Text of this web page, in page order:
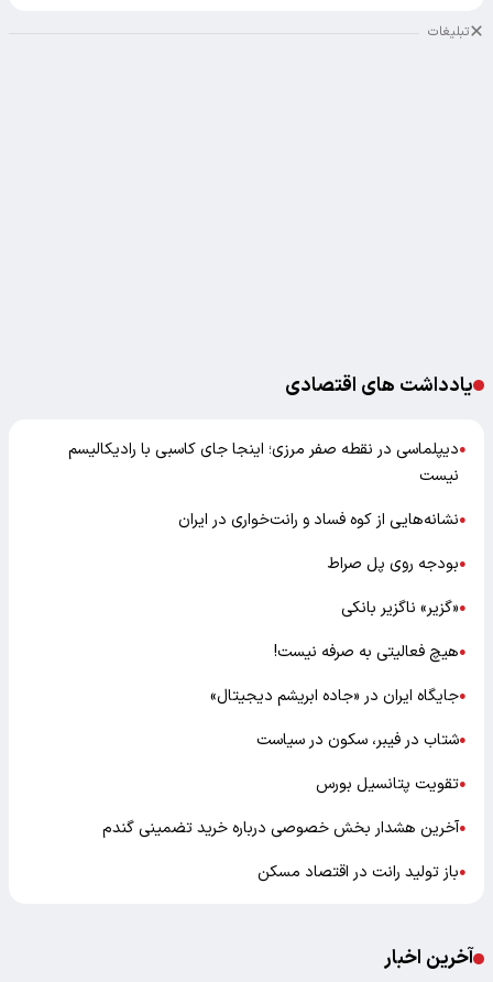
تبلیغات
یادداشت های اقتصادی
●دیپلماسی در نقطه صفر مرزی؛ اینجا جای کاسبی با رادیکالیسم
نیست
●نشانه‌هایی از کوه فساد و رانت‌خواری در ایران
●بودجه روی پل صراط
●«گزیر» ناگزیر بانکی
●هیچ فعالیتی به صرفه نیست!
●جایگاه ایران در «جاده ابریشم دیجیتال»
●شتاب در فیبر، سکون در سیاست
●تقویت پتانسیل بورس
●آخرین هشدار بخش خصوصی درباره خرید تضمینی گندم
●باز تولید رانت در اقتصاد مسکن
آخرین اخبار